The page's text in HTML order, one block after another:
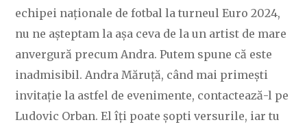
echipei naționale de fotbal la turneul Euro 2024,
nu ne așteptam la așa ceva de la un artist de mare
anvergură precum Andra. Putem spune că este
inadmisibil. Andra Măruță, când mai primești
invitație la astfel de evenimente, contactează-l pe
Ludovic Orban. El îți poate șopti versurile, iar tu